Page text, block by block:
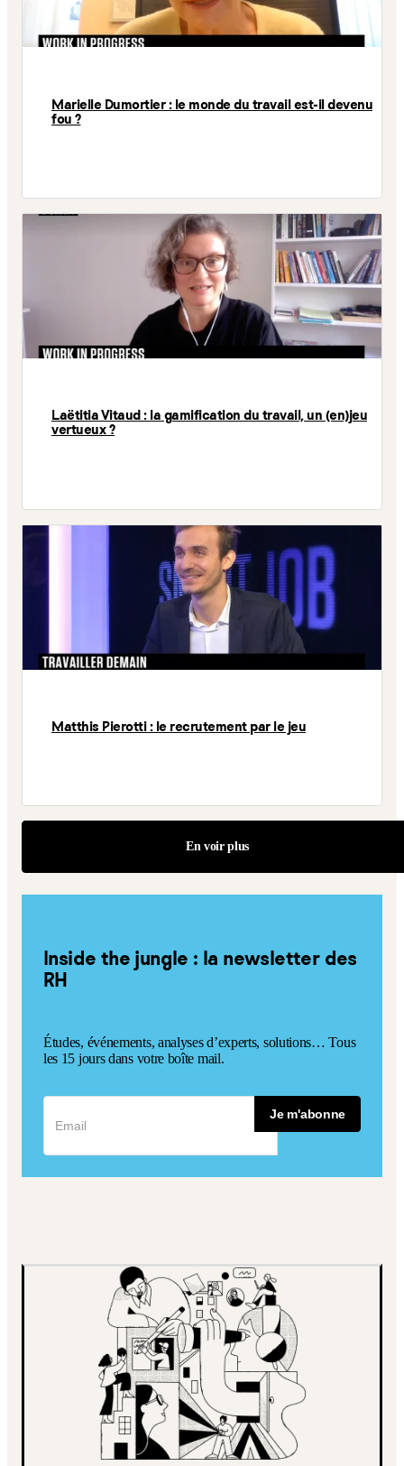
Marielle Dumortier : le monde du travail est-il devenu
fou ?
Laëtitia Vitaud : la gamification du travail, un (en)jeu
vertueux ?
Matthis Pierotti : le recrutement par le jeu
En voir plus
Inside the jungle : la newsletter des
RH
Études, événements, analyses d’experts, solutions… Tous
les 15 jours dans votre boîte mail.
Je m'abonne